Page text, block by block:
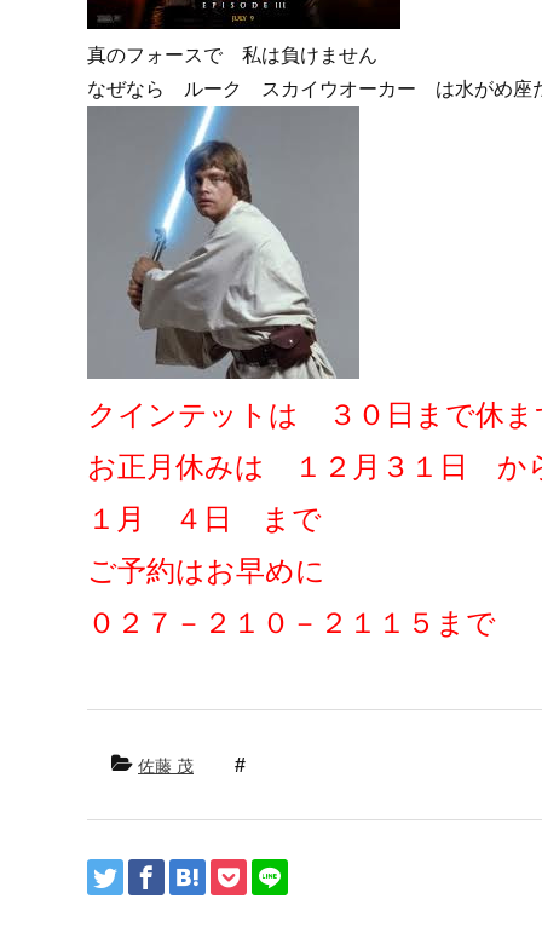
真のフォースで 私は負けません
なぜなら ルーク スカイウオーカー は水がめ座
クインテットは ３０日まで休ま
お正月休みは １２月３１日
１月 ４日 まで
ご予約はお早めに
０２７－２１０－２１１５まで
佐藤 茂